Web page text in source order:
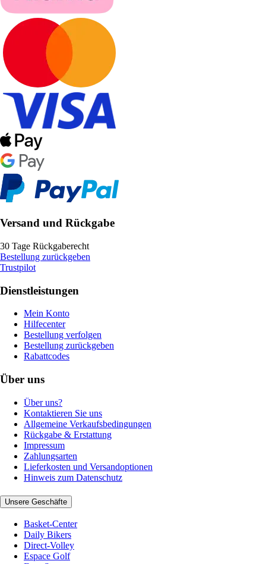
Versand und Rückgabe
30 Tage Rückgaberecht
Bestellung zurückgeben
Trustpilot
Dienstleistungen
Mein Konto
Hilfecenter
Bestellung verfolgen
Bestellung zurückgeben
Rabattcodes
Über uns
Über uns?
Kontaktieren Sie uns
Allgemeine Verkaufsbedingungen
Rückgabe & Erstattung
Impressum
Zahlungsarten
Lieferkosten und Versandoptionen
Hinweis zum Datenschutz
Unsere Geschäfte
Basket-Center
Daily Bikers
Direct-Volley
Espace Golf